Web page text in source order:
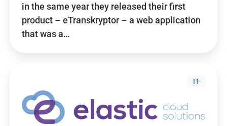
in the same year they released their first
product – eTranskryptor – a web application
that was a…
IT